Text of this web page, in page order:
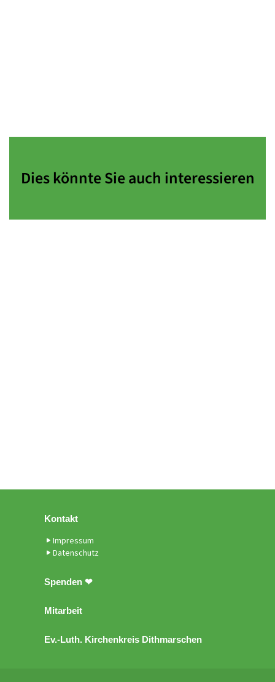
Dies könnte Sie auch interessieren
Kontakt
Impressum
Datenschutz
Spenden ❤
Mitarbeit
Ev.-Luth. Kirchenkreis Dithmarschen